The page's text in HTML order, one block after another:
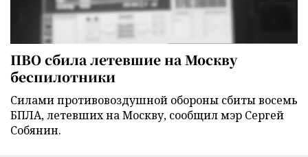
ПВО сбила летевшие на Москву
беспилотники
Силами противовоздушной обороны сбиты восемь
БПЛА, летевших на Москву, сообщил мэр Сергей
Собянин.